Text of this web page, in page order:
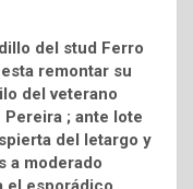
del stud Ferro
remontar su
del veterano
Pereira ; ante lote
del letargo y
a moderado